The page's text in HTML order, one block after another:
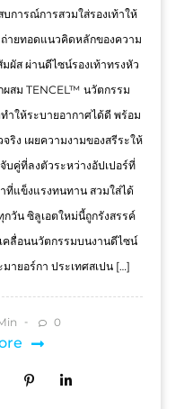
การณ์การสวมใส่รองเท้าให้
ถ่ายทอดแนวคิดหลักของความ
ผัส ผ่านดีไซน์รองเท้าทรงหัว
ผสม TENCEL™ นวัตกรรม
ำให้ระบายอากาศได้ดี พร้อม
ริง เผยความงามของสรีระให้
บคู่ที่ลงตัวระหว่างอัปเปอร์ที่
ที่แข็งแรงทนทาน สวมใส่ได้
วัน ซิลูเอตใหม่นี้ถูกรังสรรค์
คลื่อนนวัตกรรมบนงานดีไซน์
ายอร์กา ประเทศสเปน […]
0